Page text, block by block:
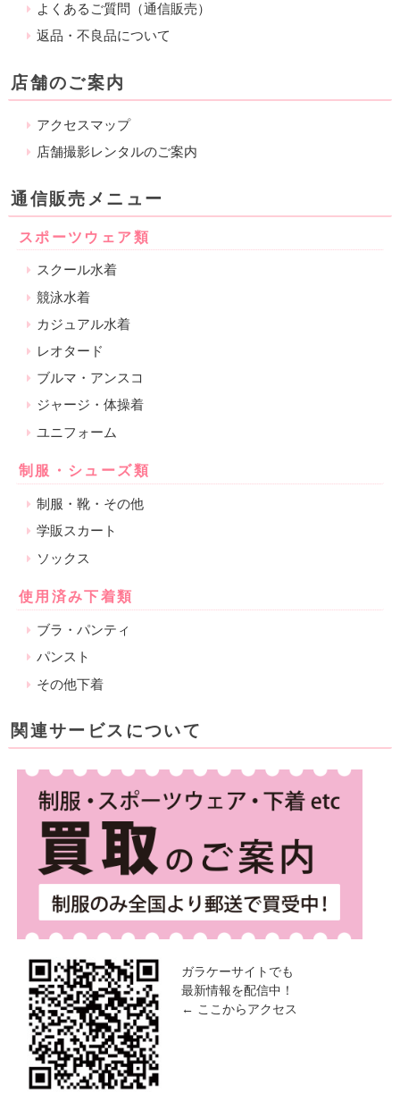
よくあるご質問（通信販売）
返品・不良品について
店舗のご案内
アクセスマップ
店舗撮影レンタルのご案内
通信販売メニュー
スポーツウェア類
スクール水着
競泳水着
カジュアル水着
レオタード
ブルマ・アンスコ
ジャージ・体操着
ユニフォーム
制服・シューズ類
制服・靴・その他
学販スカート
ソックス
使用済み下着類
ブラ・パンティ
パンスト
その他下着
関連サービスについて
ガラケーサイトでも
最新情報を配信中！
← ここからアクセス